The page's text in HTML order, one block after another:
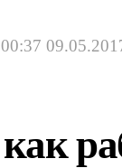
00:37